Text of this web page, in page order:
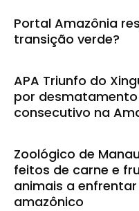
Portal Amazônia
transição verde?
APA Triunfo do
por
consecutivo na
Zoológico de
feitos de carne e
animais a
amazônico